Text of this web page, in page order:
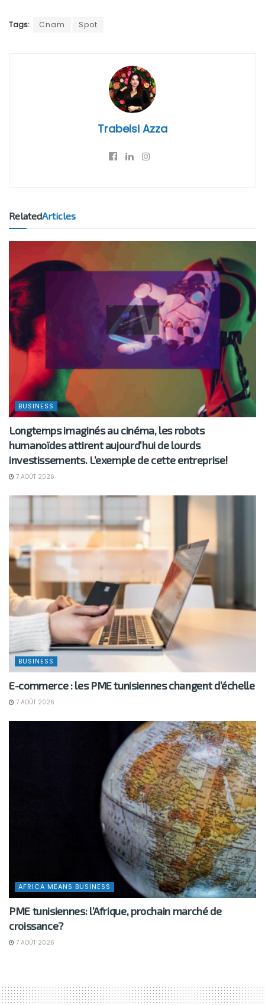
Tags: Cnam Spot
Trabelsi Azza
RelatedArticles
BUSINESS
Longtemps imaginés au cinéma, les robots
humanoïdes attirent aujourd’hui de lourds
investissements. L’exemple de cette entreprise!
7 AOÛT 2026
BUSINESS
E-commerce : les PME tunisiennes changent d’échelle
7 AOÛT 2026
AFRICA MEANS BUSINESS
PME tunisiennes: l’Afrique, prochain marché de
croissance?
7 AOÛT 2026